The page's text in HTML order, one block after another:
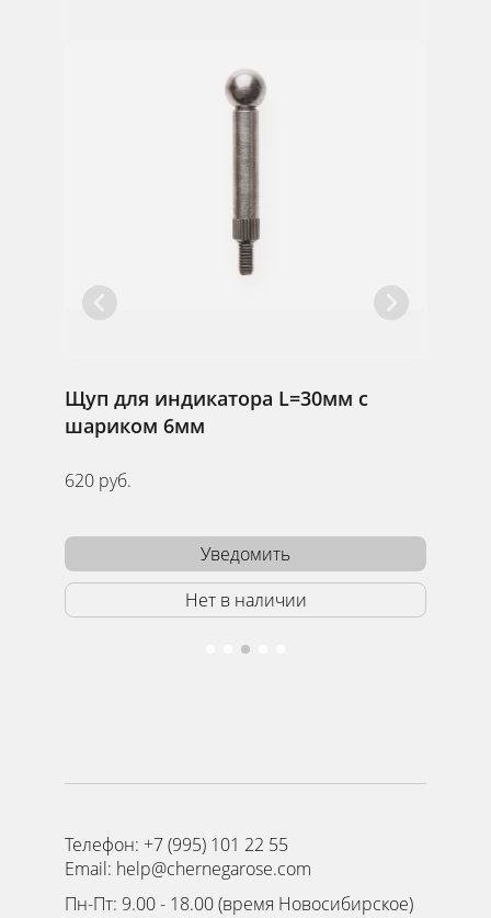
Щуп для индикатора L=30мм с
шариком 6мм
620 руб.
Нет в наличии
Уведомить
Телефон: +7 (995) 101 22 55
Email: help@chernegarose.com
Пн-Пт: 9.00 - 18.00 (время Новосибирское)